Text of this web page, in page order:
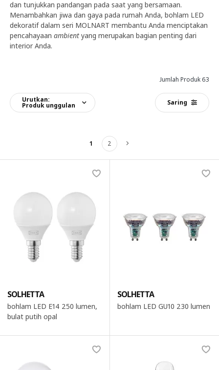
dan tunjukkan pandangan pada saat yang bersamaan.
Menambahkan jiwa dan gaya pada rumah Anda, bohlam LED
dekoratif dalam seri MOLNART membantu Anda menciptakan
pencahayaan ambient yang merupakan bagian penting dari
interior Anda.​
Jumlah Produk 63
Urutkan:
Produk unggulan Saring
1 2 Berikutnya
SOLHETTA
bohlam LED E14 250 lumen,
bulat putih opal
SOLHETTA
bohlam LED GU10 230 lumen